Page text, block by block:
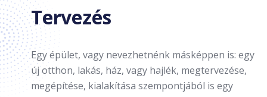
Tervezés
Egy épület, vagy nevezhetnénk másképpen is: egy
új otthon, lakás, ház, vagy hajlék, megtervezése,
megépítése, kialakítása szempontjából is egy